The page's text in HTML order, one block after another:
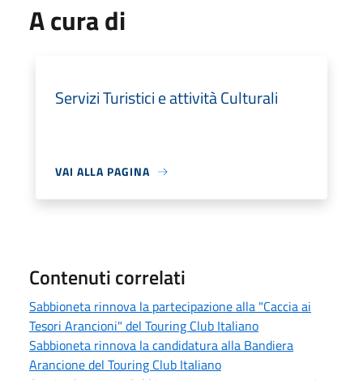
A cura di
Servizi Turistici e attività Culturali
VAI ALLA PAGINA
Contenuti correlati
Sabbioneta rinnova la partecipazione alla "Caccia ai
Tesori Arancioni" del Touring Club Italiano
Sabbioneta rinnova la candidatura alla Bandiera
Arancione del Touring Club Italiano